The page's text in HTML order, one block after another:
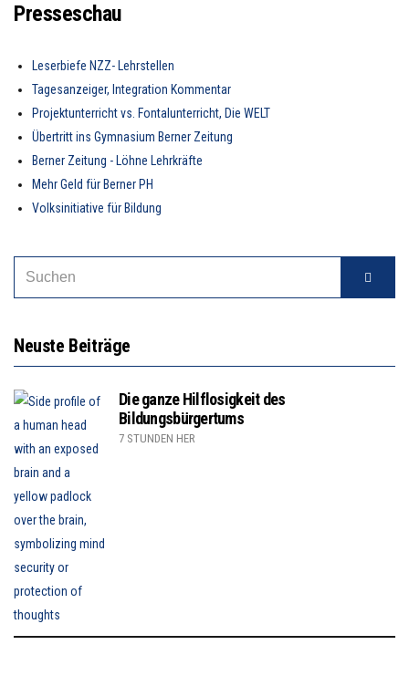
Presseschau
Leserbiefe NZZ- Lehrstellen
Tagesanzeiger, Integration Kommentar
Projektunterricht vs. Fontalunterricht, Die WELT
Übertritt ins Gymnasium Berner Zeitung
Berner Zeitung - Löhne Lehrkräfte
Mehr Geld für Berner PH
Volksinitiative für Bildung
SEARCH
Neuste Beiträge
Die ganze Hilflosigkeit des
Bildungsbürgertums
7 STUNDEN HER